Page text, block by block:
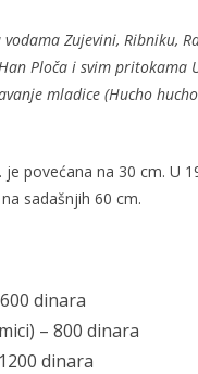
vodama Zujevini, Ribniku,
Ploča i svim pritokama
mladice (Hucho
povećana na 30 cm. U
sadašnjih 60 cm.
dinara
– 800 dinara
dinara